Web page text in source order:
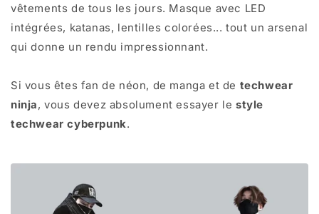
vêtements de tous les jours. Masque avec LED
intégrées, katanas, lentilles colorées... tout un arsenal
qui donne un rendu impressionnant.
Si vous êtes fan de néon, de manga et de techwear
ninja, vous devez absolument essayer le style
techwear cyberpunk.